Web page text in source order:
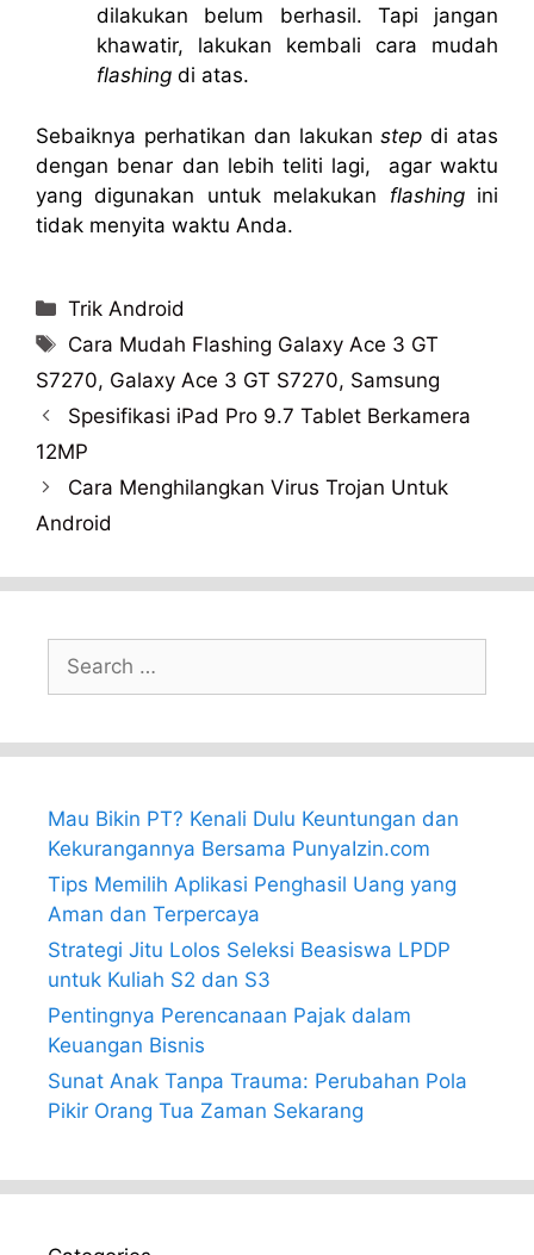
dilakukan belum berhasil. Tapi jangan
khawatir, lakukan kembali cara mudah
flashing di atas.
Sebaiknya perhatikan dan lakukanstep di atas
dengan benar dan lebih teliti lagi, agar waktu
yang digunakan untuk melakukan flashingini
tidak menyita waktu Anda.
Categories
Trik Android
Tags
Cara Mudah Flashing Galaxy Ace 3 GT
S7270, Galaxy Ace 3 GT S7270, Samsung
Spesifikasi iPad Pro 9.7 Tablet Berkamera
12MP
Cara Menghilangkan Virus Trojan Untuk
Android
Search
for:
Mau Bikin PT? Kenali Dulu Keuntungan dan
Kekurangannya Bersama PunyaIzin.com
Tips Memilih Aplikasi Penghasil Uang yang
Aman dan Terpercaya
Strategi Jitu Lolos Seleksi Beasiswa LPDP
untuk Kuliah S2 dan S3
Pentingnya Perencanaan Pajak dalam
Keuangan Bisnis
Sunat Anak Tanpa Trauma: Perubahan Pola
Pikir Orang Tua Zaman Sekarang